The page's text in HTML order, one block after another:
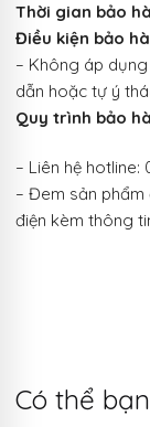
Thời gian bảo
Điều kiện bảo
– Không áp
dẫn hoặc tự ý
Quy trình bảo
– Liên hệ hotline:
– Đem sản
điện kèm thông
Có thể